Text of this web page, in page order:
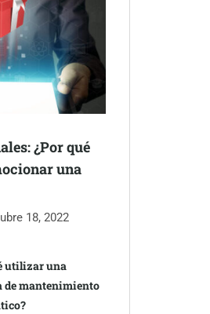
¿Por qué
una
18, 2022
utilizar una
de mantenimiento